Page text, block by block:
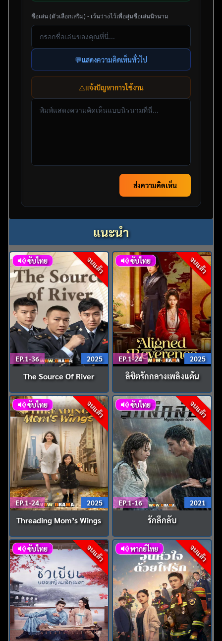
ชื่อเล่น (ตัวเลือกเสริม) - เว้นว่างไว้เพื่อสุ่มชื่อเล่นนิรนาม
💬แสดงความคิดเห็นทั่วไป
⚠️แจ้งปัญหาการใช้งาน
ส่งความคิดเห็น
แนะนำ
จบแล้ว
ซับไทย
EP.1-36 2025
The Source Of River
จบแล้ว
ซับไทย
EP.1-24 2025
ลิขิตรักกลางเพลิงแค้น
จบแล้ว
ซับไทย
EP.1-24 2025
Threading Mom’s Wings
จบแล้ว
ซับไทย
EP.1-16 2021
รักลึกลับ
จบแล้ว
ซับไทย จบแล้ว
พากย์ไทย